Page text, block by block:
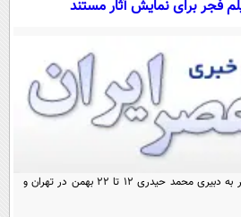
جامعه
حوادث
سلامت
یک برش دانایی
بین الملل
فرهنگ و هنر
علم و دانش
علمی
گوناگون
فجر برای نمایش آثار مستند
سی و پنجمین جشنواره فیلم فجر به دبیری محمد حیدری ۱۲ تا ۲۲ بهمن در تهران و